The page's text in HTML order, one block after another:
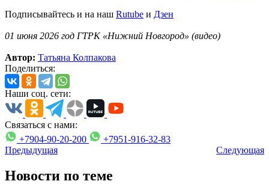
Подписывайтесь и на наш Rutube и Дзен
01 июня 2026 год ГТРК «Нижний Новгород» (видео)
Автор: Татьяна Колпакова
Поделиться:
Наши соц. сети:
Связаться с нами:
+7904-90-20-200
+7951-916-32-83
Предыдущая
Следующая
Новости по теме